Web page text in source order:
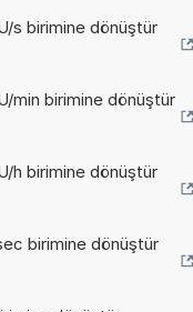
s birimine dönüştür
min birimine dönüştür
h birimine dönüştür
birimine dönüştür